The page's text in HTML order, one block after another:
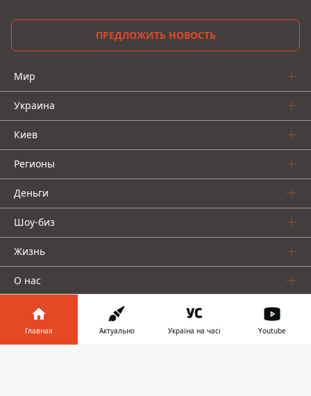
ПРЕДЛОЖИТЬ НОВОСТЬ
Мир
Украина
Киев
Регионы
Деньги
Шоу-биз
Жизнь
О нас
Главная Актуально Україна на часі Youtube